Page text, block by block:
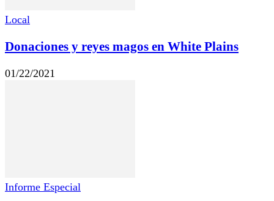
Local
Donaciones y reyes magos en White Plains
01/22/2021
Informe Especial